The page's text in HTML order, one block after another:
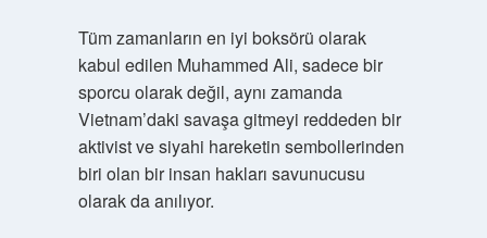
Tüm zamanların en iyi boksörü olarak
kabul edilen Muhammed Ali, sadece bir
sporcu olarak değil, aynı zamanda
Vietnam’daki savaşa gitmeyi reddeden bir
aktivist ve siyahi hareketin sembollerinden
biri olan bir insan hakları savunucusu
olarak da anılıyor.